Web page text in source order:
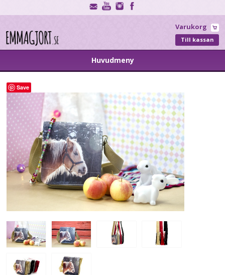
Varukorg
Till kassan
Huvudmeny
Save